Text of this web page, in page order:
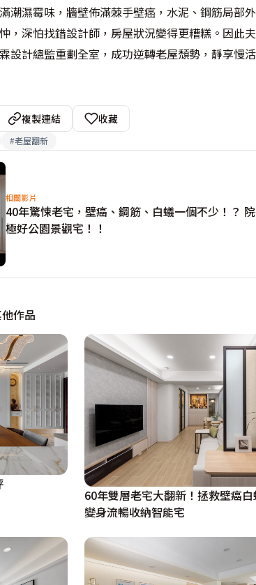
潮濕霉味，牆壁佈滿棘手壁癌，水泥、鋼筋局部
，深怕找錯設計師，房屋狀況變得更糟糕。因此
設計總監重劃全室，成功逆轉老屋頹勢，靜享慢
並設置矮鞋櫃擴充機能同時維繫空間開放感，再
日光、微風恣意蔓延全室，徹底抹去狹長格局產
造視覺焦點，再於側邊置入開放式層架，賦予展
局，因此餐廚區特別切分出一間房間將牆面拉齊
馨餐敘氛圍，繼而砌築一中島界定出ㄇ字型廚房
能即時與家人密切互動。
人規格、尺寸，量身打造了適切高度的插座、排
部考量到屋主沐浴習慣，未配置浴缸，改以淋浴
要走道串聯各場域，使臥室空間變得狹窄緊湊，
，房間內僅植入床、床頭、儲物櫃，讓居者享受
複製連結
收藏
#老屋翻新
相關影片
40年驚悚老宅，壁癌、鋼筋、白蟻一個不少！？
極好公園景觀宅！！
作品
60年雙層老宅大翻新！拯救壁癌
變身流暢收納智能宅